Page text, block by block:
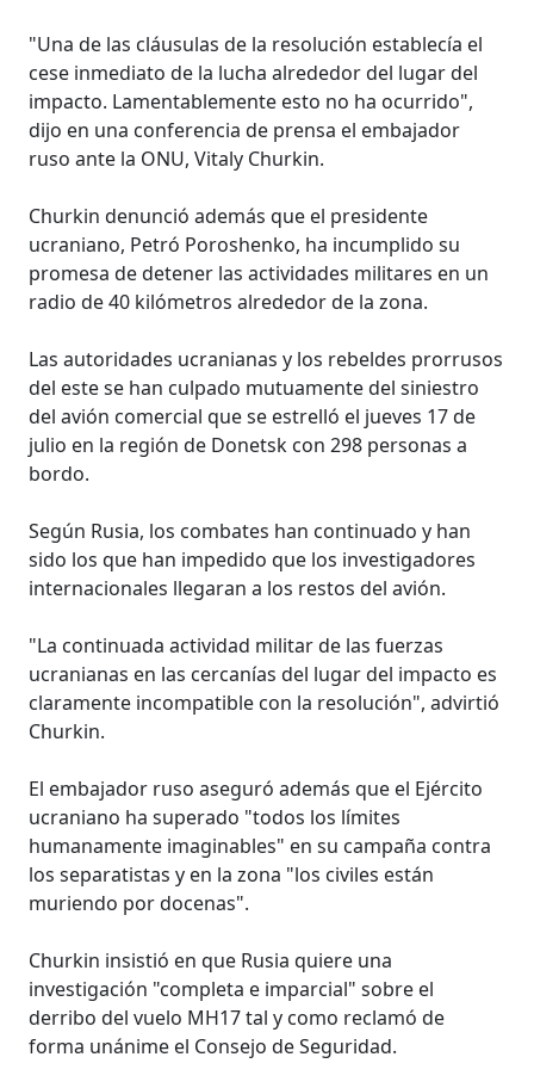
"Una de las cláusulas de la resolución establecía el
cese inmediato de la lucha alrededor del lugar del
impacto. Lamentablemente esto no ha ocurrido",
dijo en una conferencia de prensa el embajador
ruso ante la ONU, Vitaly Churkin.
Churkin denunció además que el presidente
ucraniano, Petró Poroshenko, ha incumplido su
promesa de detener las actividades militares en un
radio de 40 kilómetros alrededor de la zona.
Las autoridades ucranianas y los rebeldes prorrusos
del este se han culpado mutuamente del siniestro
del avión comercial que se estrelló el jueves 17 de
julio en la región de Donetsk con 298 personas a
bordo.
Según Rusia, los combates han continuado y han
sido los que han impedido que los investigadores
internacionales llegaran a los restos del avión.
"La continuada actividad militar de las fuerzas
ucranianas en las cercanías del lugar del impacto es
claramente incompatible con la resolución", advirtió
Churkin.
El embajador ruso aseguró además que el Ejército
ucraniano ha superado "todos los límites
humanamente imaginables" en su campaña contra
los separatistas y en la zona "los civiles están
muriendo por docenas".
Churkin insistió en que Rusia quiere una
investigación "completa e imparcial" sobre el
derribo del vuelo MH17 tal y como reclamó de
forma unánime el Consejo de Seguridad.